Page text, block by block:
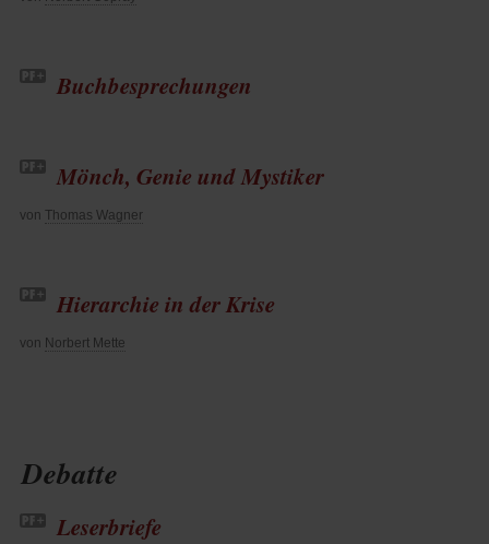
Buchbesprechungen
Mönch, Genie und Mystiker
von Thomas Wagner
Hierarchie in der Krise
von Norbert Mette
Debatte
Leserbriefe